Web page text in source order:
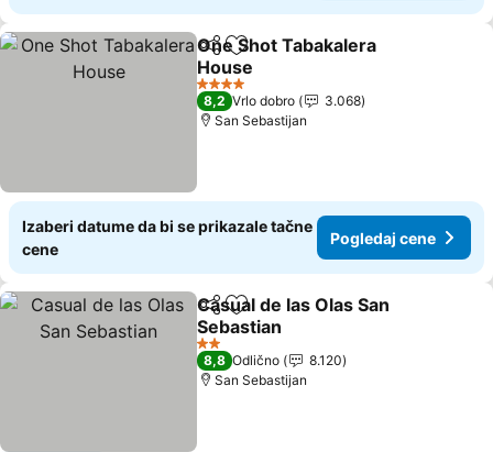
Deli Dodati u favorite
One Shot Tabakalera
House
Pogledaj cene
4 Zvezdice
8,2 Vrlo dobro
3.068
San Sebastijan
Izaberi datume da bi se prikazale tačne
cene
Pogledaj cene
Deli Dodati u favorite
Casual de las Olas San
Sebastian
Pogledaj cene
2 Zvezdice
8,8 Odlično
8.120
San Sebastijan